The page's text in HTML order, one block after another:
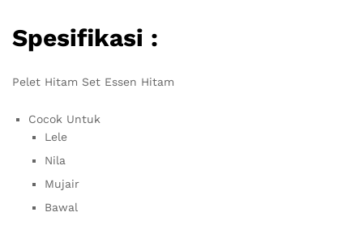
Spesifikasi :
Pelet Hitam Set Essen Hitam
Cocok Untuk
Lele
Nila
Mujair
Bawal